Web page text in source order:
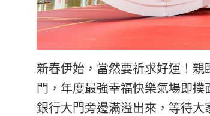
新春伊始，當然要祈求好運！親
門，年度最強幸福快樂氣場即
銀行大門旁邊滿溢出來，等待大